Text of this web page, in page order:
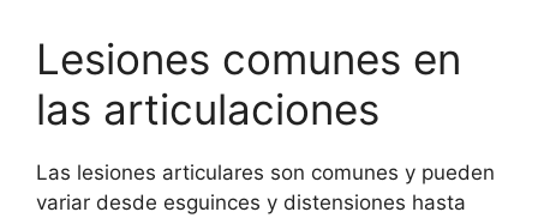
Lesiones comunes en
las articulaciones
Las lesiones articulares son comunes y pueden
variar desde esguinces y distensiones hasta